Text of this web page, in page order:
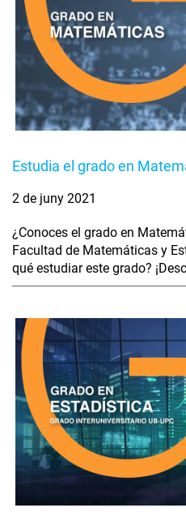
Estudia el grado en
2 de juny 2021
¿Conoces el grado en
Facultad de Matemáticas y
qué estudiar este grado?